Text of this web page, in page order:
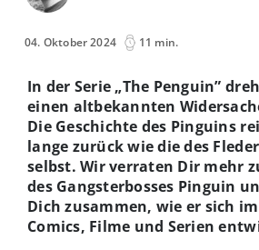
04. Oktober 2024 11 min.
In der Serie „The Penguin”
einen altbekannten
Die Geschichte des Pinguins
lange zurück wie die des
selbst. Wir verraten Dir mehr
des Gangsterbosses Pinguin
Dich zusammen, wie er sich
Comics, Filme und Serien